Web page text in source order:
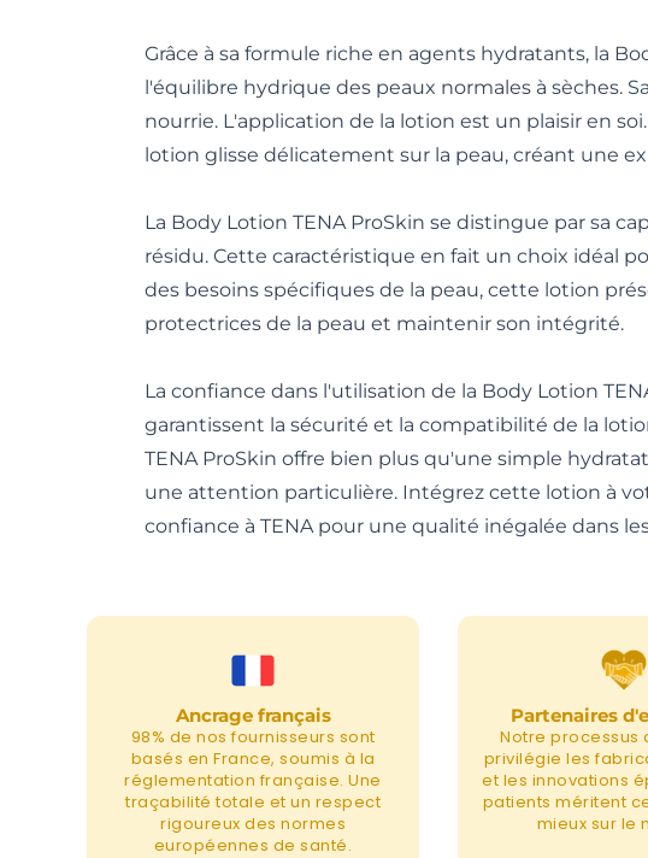
Grâce à sa formule riche en agents hydratants, la
l'équilibre hydrique des peaux normales à sèches.
nourrie. L'application de la lotion est un plaisir en
lotion glisse délicatement sur la peau, créant une
La Body Lotion TENA ProSkin se distingue par sa
résidu. Cette caractéristique en fait un choix idéal
des besoins spécifiques de la peau, cette lotion
protectrices de la peau et maintenir son intégrité.
La confiance dans l'utilisation de la Body Lotion
garantissent la sécurité et la compatibilité de la
TENA ProSkin offre bien plus qu'une simple
une attention particulière. Intégrez cette lotion à
confiance à TENA pour une qualité inégalée dans
Ancrage français
98% de nos fournisseurs sont
basés en France, soumis à la
réglementation française. Une
traçabilité totale et un respect
rigoureux des normes
européennes de santé.
Partenaires
Notre processus
privilégie les
et les innovations
patients méritent
mieux sur le